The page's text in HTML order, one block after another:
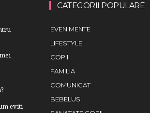
eviti
CATEGORII POPULARE
EVENIMENTE
LIFESTYLE
COPII
FAMILIA
COMUNICAT
BEBELUSI